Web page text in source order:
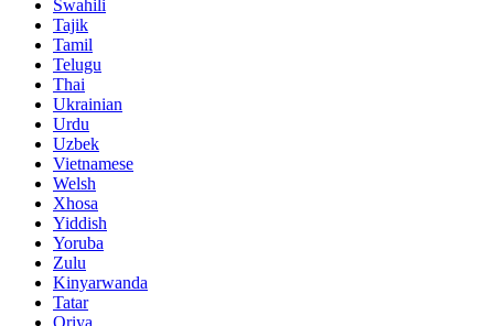
Swahili
Tajik
Tamil
Telugu
Thai
Ukrainian
Urdu
Uzbek
Vietnamese
Welsh
Xhosa
Yiddish
Yoruba
Zulu
Kinyarwanda
Tatar
Oriya